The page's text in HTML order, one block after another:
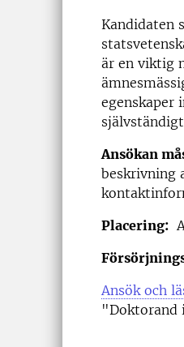
Kandidaten
är en viktig
egenskaper
Ansökan
beskrivning
Placering:
Ansök och
"Doktorand